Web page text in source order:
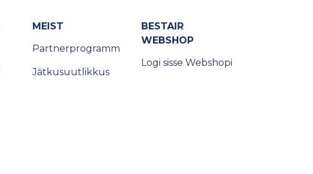
MEIST
Partnerprogramm
Jätkusuutlikkus
BESTAIR
WEBSHOP
Logi sisse Webshopi